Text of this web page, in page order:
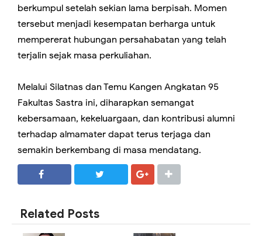
berkumpul setelah sekian lama berpisah. Momen
tersebut menjadi kesempatan berharga untuk
mempererat hubungan persahabatan yang telah
terjalin sejak masa perkuliahan.
Melalui Silatnas dan Temu Kangen Angkatan 95
Fakultas Sastra ini, diharapkan semangat
kebersamaan, kekeluargaan, dan kontribusi alumni
terhadap almamater dapat terus terjaga dan
semakin berkembang di masa mendatang.
Related Posts